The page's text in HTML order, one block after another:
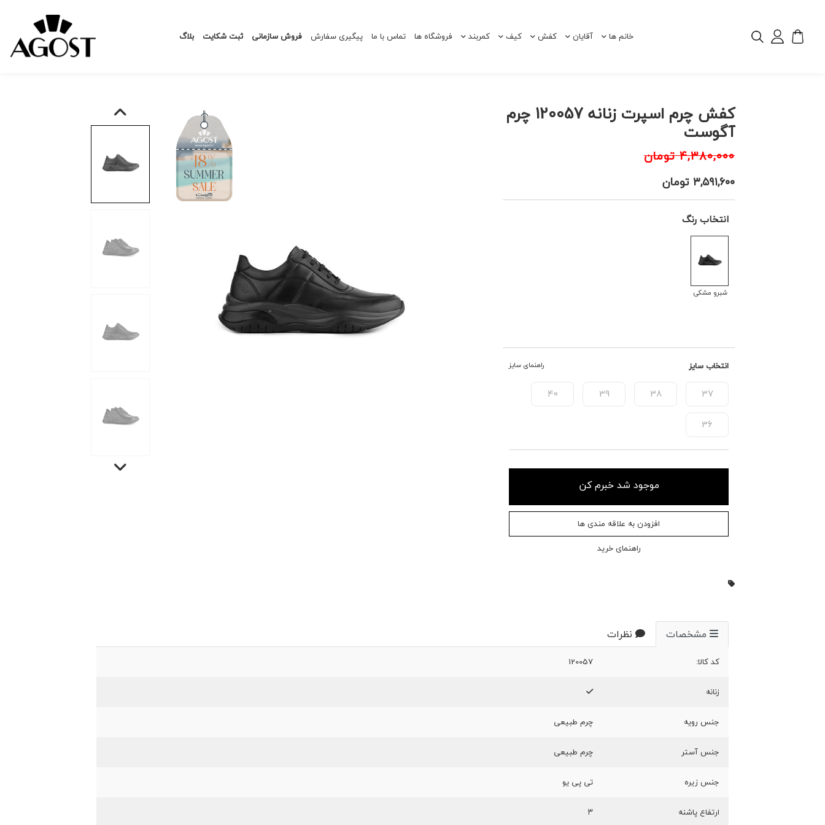
خانم ها آقایان کفش کیف کمربند فروشگاه ها تماس با ما پیگیری سفارش فروش سازمانی ثبت شکایت بلاگ
کفش چرم اسپرت زنانه 120057 چرم
آگوست
۴,۳۸۰,۰۰۰ تومان
۳,۵۹۱,۶۰۰تومان
انتخاب رنگ
شبرو مشکی
انتخاب سایز راهنمای سایز
37
38
39
40
36
موجود شد خبرم کن
افزودن به علاقه مندی ها
راهنمای خرید
مشخصات نظرات
کد کالا: 120057
زنانه
جنس رویه چرم طبیعی
جنس آستر چرم طبیعی
جنس زیره تی پی یو
ارتفاع پاشنه ۳